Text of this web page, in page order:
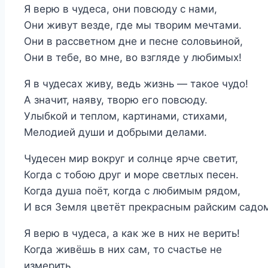
Я верю в чудеса, они повсюду с нами,
Они живут везде, где мы творим мечтами.
Они в рассветном дне и песне соловьиной,
Они в тебе, во мне, во взгляде у любимых!
Я в чудесах живу, ведь жизнь — такое чудо!
А значит, наяву, творю его повсюду.
Улыбкой и теплом, картинами, стихами,
Мелодией души и добрыми делами.
Чудесен мир вокруг и солнце ярче светит,
Когда с тобою друг и море светлых песен.
Когда душа поёт, когда с любимым рядом,
И вся Земля цветёт прекрасным райским
Я верю в чудеса, а как же в них не верить!
Когда живёшь в них сам, то счастье не